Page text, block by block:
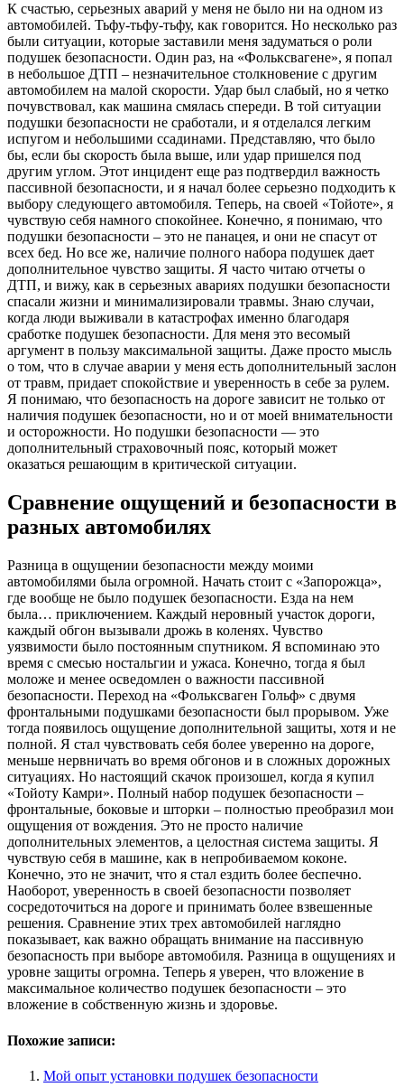
К счастью, серьезных аварий у меня не было ни на одном из
автомобилей. Тьфу-тьфу-тьфу, как говорится. Но несколько раз
были ситуации, которые заставили меня задуматься о роли
подушек безопасности. Один раз, на «Фольксвагене», я попал
в небольшое ДТП – незначительное столкновение с другим
автомобилем на малой скорости. Удар был слабый, но я четко
почувствовал, как машина смялась спереди. В той ситуации
подушки безопасности не сработали, и я отделался легким
испугом и небольшими ссадинами. Представляю, что было
бы, если бы скорость была выше, или удар пришелся под
другим углом. Этот инцидент еще раз подтвердил важность
пассивной безопасности, и я начал более серьезно подходить к
выбору следующего автомобиля. Теперь, на своей «Тойоте», я
чувствую себя намного спокойнее. Конечно, я понимаю, что
подушки безопасности – это не панацея, и они не спасут от
всех бед. Но все же, наличие полного набора подушек дает
дополнительное чувство защиты. Я часто читаю отчеты о
ДТП, и вижу, как в серьезных авариях подушки безопасности
спасали жизни и минимализировали травмы. Знаю случаи,
когда люди выживали в катастрофах именно благодаря
сработке подушек безопасности. Для меня это весомый
аргумент в пользу максимальной защиты. Даже просто мысль
о том, что в случае аварии у меня есть дополнительный заслон
от травм, придает спокойствие и уверенность в себе за рулем.
Я понимаю, что безопасность на дороге зависит не только от
наличия подушек безопасности, но и от моей внимательности
и осторожности. Но подушки безопасности — это
дополнительный страховочный пояс, который может
оказаться решающим в критической ситуации.
Сравнение ощущений и безопасности в
разных автомобилях
Разница в ощущении безопасности между моими
автомобилями была огромной. Начать стоит с «Запорожца»,
где вообще не было подушек безопасности. Езда на нем
была… приключением. Каждый неровный участок дороги,
каждый обгон вызывали дрожь в коленях. Чувство
уязвимости было постоянным спутником. Я вспоминаю это
время с смесью ностальгии и ужаса. Конечно, тогда я был
моложе и менее осведомлен о важности пассивной
безопасности. Переход на «Фольксваген Гольф» с двумя
фронтальными подушками безопасности был прорывом. Уже
тогда появилось ощущение дополнительной защиты, хотя и не
полной. Я стал чувствовать себя более уверенно на дороге,
меньше нервничать во время обгонов и в сложных дорожных
ситуациях. Но настоящий скачок произошел, когда я купил
«Тойоту Камри». Полный набор подушек безопасности –
фронтальные, боковые и шторки – полностью преобразил мои
ощущения от вождения. Это не просто наличие
дополнительных элементов, а целостная система защиты. Я
чувствую себя в машине, как в непробиваемом коконе.
Конечно, это не значит, что я стал ездить более беспечно.
Наоборот, уверенность в своей безопасности позволяет
сосредоточиться на дороге и принимать более взвешенные
решения. Сравнение этих трех автомобилей наглядно
показывает, как важно обращать внимание на пассивную
безопасность при выборе автомобиля. Разница в ощущениях и
уровне защиты огромна. Теперь я уверен, что вложение в
максимальное количество подушек безопасности – это
вложение в собственную жизнь и здоровье.
Похожие записи:
Мой опыт установки подушек безопасности